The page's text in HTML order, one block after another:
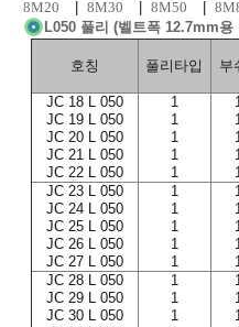
8M20
8M30 8M50
L050 풀리 (벨트폭 12.7mm용
호칭 풀리타입 부
JC 18 L 050
JC 19 L 050
JC 20 L 050
JC 21 L 050
JC 22 L 050
1
1
1
1
1
JC 23 L 050
JC 24 L 050
JC 25 L 050
JC 26 L 050
JC 27 L 050
1
1
1
1
1
JC 28 L 050
JC 29 L 050
JC 30 L 050
1
1
1